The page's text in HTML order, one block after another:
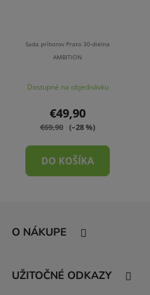
Sada príborov Prato 30-dielna
AMBITION
Dostupné na objednávku
€49,90
€69,90 (–28 %)
DO KOŠÍKA
O NÁKUPE
UŽITOČNÉ ODKAZY